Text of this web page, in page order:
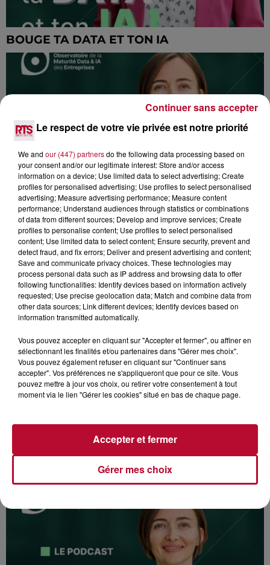
BOUGE TA DATA ET TON IA
BOUGE TA DATA ET TON IA
Le respect de votre vie privée est notre priorité
We and our (447) partnersdo the following data processing based on
your consent and/or our legitimate interest: Store and/or access
information on a device; Use limited data to select advertising; Create
profiles for personalised advertising; Use profiles to select personalised
advertising; Measure advertising performance; Measure content
performance; Understand audiences through statistics or combinations
of data from different sources; Develop and improve services; Create
profiles to personalise content; Use profiles to select personalised
content; Use limited data to select content; Ensure security, prevent and
detect fraud, and fix errors; Deliver and present advertising and content;
Save and communicate privacy choices. These technologies may
process personal data such as IP address and browsing data to offer
following functionalities: Identify devices based on information actively
requested; Use precise geolocation data; Match and combine data from
other data sources; Link different devices; Identify devices based on
information transmitted automatically.
Vous pouvez accepter en cliquant sur "Accepter et fermer", ou affiner en
sélectionnant les finalités et/ou partenaires dans "Gérer mes choix".
Vous pouvez également refuser en cliquant sur "Continuer sans
accepter". Vos préférences ne s'appliqueront que pour ce site. Vous
pouvez mettre à jour vos choix, ou retirer votre consentement à tout
moment via le lien "Gérer les cookies" situé en bas de chaque page.
Gérer mes choix
Accepter et fermer
Continuer sans accepter